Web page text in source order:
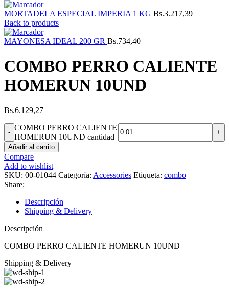
MORTADELA ESPECIAL IMPERIA 1 KG Bs.3.217,39
Back to products
MAYONESA IDEAL 200 GR Bs.734,40
COMBO PERRO CALIENTE
HOMERUN 10UND
Bs.6.129,27
COMBO PERRO CALIENTE
HOMERUN 10UND cantidad
Añadir al carrito
Compare
Add to wishlist
SKU: 00-01044 Categoría: Accessories Etiqueta: combo
Share:
Descripción
Shipping & Delivery
Descripción
COMBO PERRO CALIENTE HOMERUN 10UND
Shipping & Delivery